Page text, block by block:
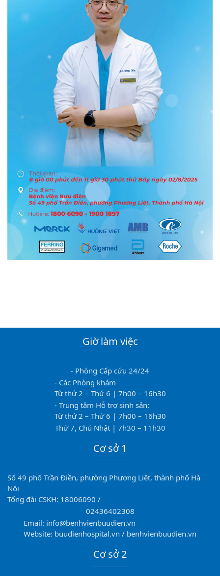
Giờ làm việc
- Phòng Cấp cứu 24/24
- Các Phòng khám
Từ thứ 2 – Thứ 6 | 7h00 – 16h30
- Trung tâm Hỗ trợ sinh sản:
Từ thứ 2 – Thứ 6 | 7h00 – 16h30
Thứ 7, Chủ Nhật | 7h30 – 11h30
Cơ sở 1
Số 49 phố Trần Điền, phường Phương Liệt, thành phố Hà
Nội
Tổng đài CSKH: 18006090 /
02436402308
Email: info@benhvienbuudien.vn
Website: buudienhospital.vn / benhvienbuudien.vn
Cơ sở 2